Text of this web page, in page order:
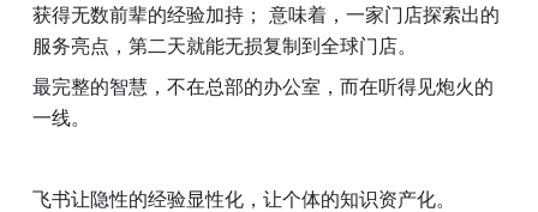
获得无数前辈的经验加持； 意味着，一家门店探索出的
服务亮点，第二天就能无损复制到全球门店。
最完整的智慧，不在总部的办公室，而在听得见炮火的
一线。
飞书让隐性的经验显性化，让个体的知识资产化。